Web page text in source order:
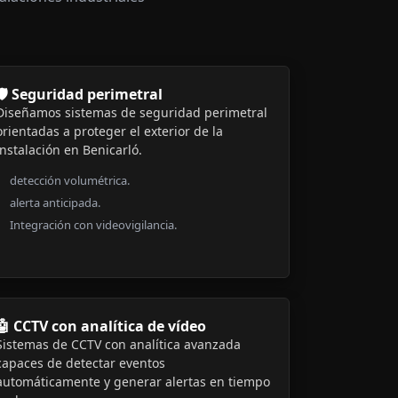
Seguridad perimetral
sistemas de seguridad perimetral
a proteger el exterior de la
en Benicarló.
detección volumétrica.
alerta anticipada.
Integración con videovigilancia.
CCTV con analítica de vídeo
de CCTV con analítica avanzada
de detectar eventos
y generar alertas en tiempo